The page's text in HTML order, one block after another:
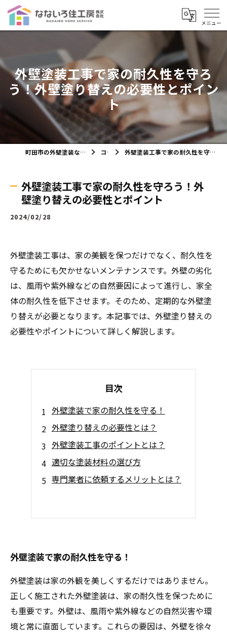
外壁塗装工事で家の耐久性を守ろ
う！外壁塗り替えの必要性とポイン
ト
町田市の外壁塗装ならなないろ住工房株式会社 コラム 外壁塗装工事で家の耐久性を守ろう！外壁塗り替えの必要性とポイント
外壁塗装工事で家の耐久性を守ろう！外
壁塗り替えの必要性とポイント
2024/02/28
外壁塗装工事は、家の美観を保つだけでなく、耐久性を
守るためにも欠かせないメンテナンスです。外壁の劣化
は、風雨や紫外線などの自然要因によって進行し、家全
体の耐久性を低下させます。そのため、定期的な外壁塗
り替えが必要となります。本記事では、外壁塗り替えの
必要性やポイントについて詳しく解説します。
目次
外壁塗装で家の耐久性を守る！
外壁塗り替えの必要性とは？
外壁塗装工事のポイントとは？
適切な塗装材料の選び方
専門業者に依頼するメリットとは？
外壁塗装で家の耐久性を守る！
外壁塗装は家の外観を美しくするだけではありません。
正しく施工された外壁塗装は、家の耐久性を保つために
も重要です。外壁は、風雨や紫外線などの自然災害や環
境と常に直面しています。これらの要因は、外壁を徐々